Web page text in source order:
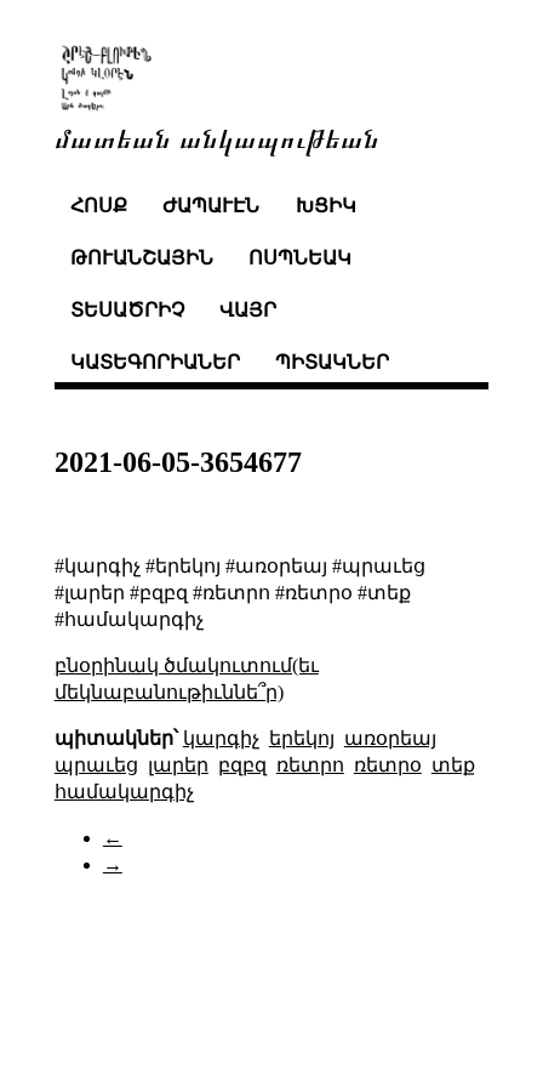
մատեան անկապութեան
ՀՈՍՔ ԺԱՊԱՒԷՆ ԽՑԻԿ
ԹՈՒԱՆՇԱՅԻՆ ՈՍՊՆԵԱԿ
ՏԵՍԱԾՐԻՉ ՎԱՅՐ
ԿԱՏԵԳՈՐԻԱՆԵՐ ՊԻՏԱԿՆԵՐ
2021-06-05-3654677
#կարգիչ #երեկոյ #առօրեայ #պրաւեց
#լարեր #բզբզ #ռետրո #ռետրօ #տեք
#համակարգիչ
բնօրինակ ծմակուտում(եւ
մեկնաբանութիւննե՞ր)
պիտակներ՝ կարգիչ երեկոյ առօրեայ
պրաւեց լարեր բզբզ ռետրո ռետրօ տեք
համակարգիչ
←
→